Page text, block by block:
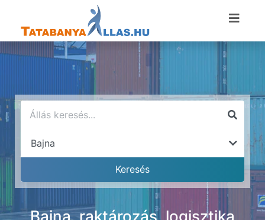
Bajna, raktározás, logisztika